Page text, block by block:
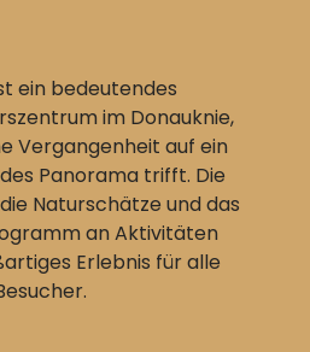
ein bedeutendes
im Donauknie,
Vergangenheit auf ein
Panorama trifft. Die
Naturschätze und das
an Aktivitäten
Erlebnis für alle